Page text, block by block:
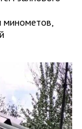
минометов,